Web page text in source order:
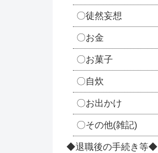
〇徒然妄想
〇お金
〇お菓子
〇自炊
〇お出かけ
〇その他(雑記)
◆退職後の手続き等◆